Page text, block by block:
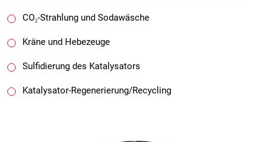
CO₂-Strahlung und Sodawäsche
Kräne und Hebezeuge
Sulfidierung des Katalysators
Katalysator-Regenerierung/Recycling